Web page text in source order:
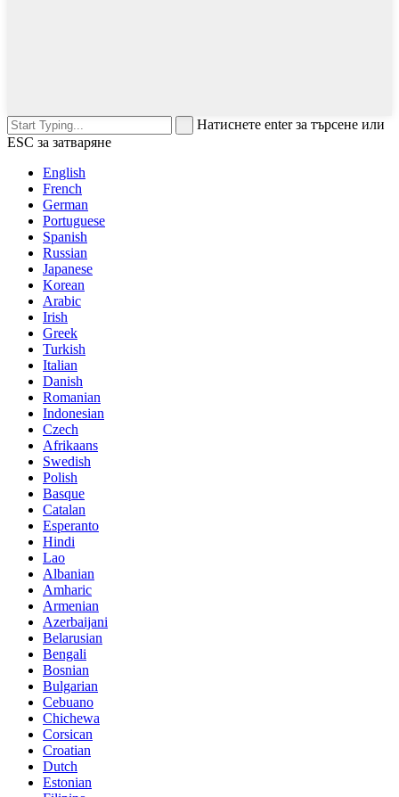
Натиснете enter за търсене или
ESC за затваряне
English
French
German
Portuguese
Spanish
Russian
Japanese
Korean
Arabic
Irish
Greek
Turkish
Italian
Danish
Romanian
Indonesian
Czech
Afrikaans
Swedish
Polish
Basque
Catalan
Esperanto
Hindi
Lao
Albanian
Amharic
Armenian
Azerbaijani
Belarusian
Bengali
Bosnian
Bulgarian
Cebuano
Chichewa
Corsican
Croatian
Dutch
Estonian